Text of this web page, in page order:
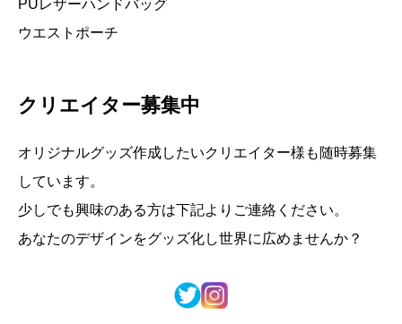
PUレザーハンドバッグ
ウエストポーチ
クリエイター募集中
オリジナルグッズ作成したいクリエイター様も随時募集
しています。
少しでも興味のある方は下記よりご連絡ください。
あなたのデザインをグッズ化し世界に広めませんか？